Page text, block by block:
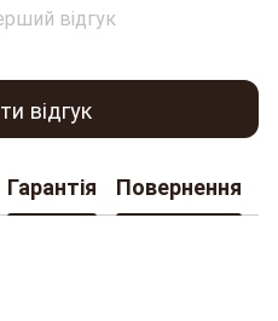
відгук
відгук
Гарантія Повернення